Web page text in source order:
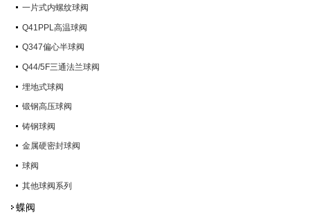
一片式内螺纹球阀
Q41PPL高温球阀
Q347偏心半球阀
Q44/5F三通法兰球阀
埋地式球阀
锻钢高压球阀
铸钢球阀
金属硬密封球阀
球阀
其他球阀系列
蝶阀